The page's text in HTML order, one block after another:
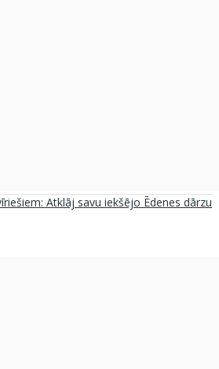
Atklāj savu iekšējo Ēdenes dārzu